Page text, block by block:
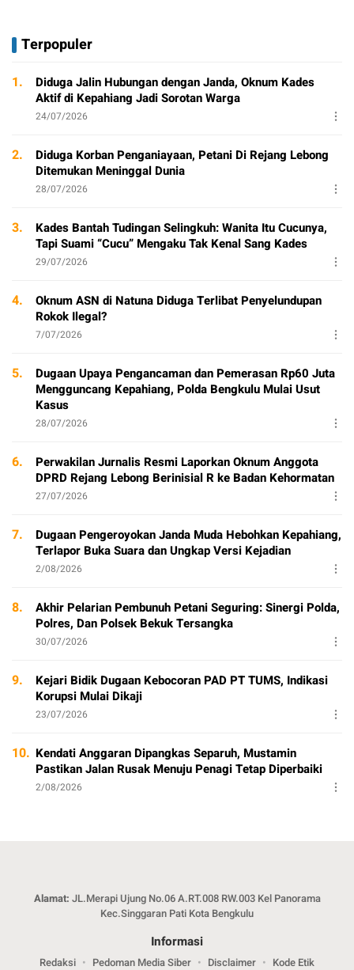
Terpopuler
1.
Diduga Jalin Hubungan dengan Janda, Oknum Kades
Aktif di Kepahiang Jadi Sorotan Warga
24/07/2026
2.
Diduga Korban Penganiayaan, Petani Di Rejang Lebong
Ditemukan Meninggal Dunia
28/07/2026
3.
Kades Bantah Tudingan Selingkuh: Wanita Itu Cucunya,
Tapi Suami “Cucu” Mengaku Tak Kenal Sang Kades
29/07/2026
4.
Oknum ASN di Natuna Diduga Terlibat Penyelundupan
Rokok Ilegal?
7/07/2026
5.
Dugaan Upaya Pengancaman dan Pemerasan Rp60 Juta
Mengguncang Kepahiang, Polda Bengkulu Mulai Usut
Kasus
28/07/2026
6.
Perwakilan Jurnalis Resmi Laporkan Oknum Anggota
DPRD Rejang Lebong Berinisial R ke Badan Kehormatan
27/07/2026
7.
Dugaan Pengeroyokan Janda Muda Hebohkan Kepahiang,
Terlapor Buka Suara dan Ungkap Versi Kejadian
2/08/2026
8.
Akhir Pelarian Pembunuh Petani Seguring: Sinergi Polda,
Polres, Dan Polsek Bekuk Tersangka
30/07/2026
9.
Kejari Bidik Dugaan Kebocoran PAD PT TUMS, Indikasi
Korupsi Mulai Dikaji
23/07/2026
10. Kendati Anggaran Dipangkas Separuh, Mustamin
Pastikan Jalan Rusak Menuju Penagi Tetap Diperbaiki
2/08/2026
Alamat: JL.Merapi Ujung No.06 A.RT.008 RW.003 Kel Panorama
Kec.Singgaran Pati Kota Bengkulu
Informasi
Redaksi Pedoman Media Siber Disclaimer Kode Etik